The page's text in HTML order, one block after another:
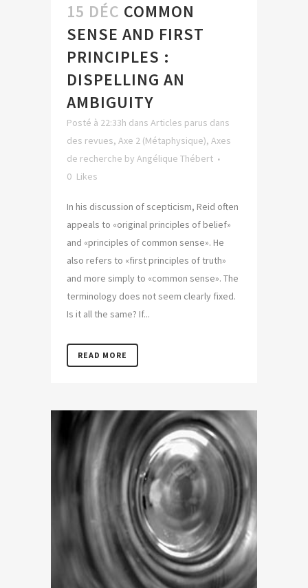
15 DÉC COMMON
SENSE AND FIRST
PRINCIPLES :
DISPELLING AN
AMBIGUITY
Posté à 22:33h dans Articles parus dans
des revues, Axe 2 (Métaphysique), Axes
de recherche by Angélique Thébert
0 Likes
In his discussion of scepticism, Reid often
appeals to «original principles of belief»
and «principles of common sense». He
also refers to «first principles of truth»
and more simply to «common sense». The
terminology does not seem clearly fixed.
Is it all the same? If...
READ MORE